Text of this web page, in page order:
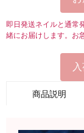
即日発送ネイルと通常
緒にお届けします。お
商品説明